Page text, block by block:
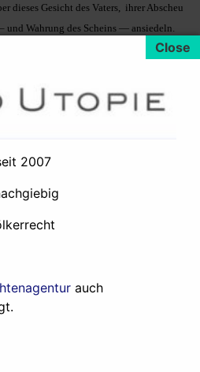
dieses Gesicht des Vaters, ihrer Abscheu
und Wahrung des Scheins — ansiedeln.
anderen Geheimdienste ja auch in Issa
dann aber, dass sie einen unschuldigen
mich die Figur der türkischen
Hamburger Hauptbahnhof, John le
sicherlich häufiger in Hamburg als er
einzigen Anklageschrift gegen die
wieder – locker dargeboten mit viel
2007
auch